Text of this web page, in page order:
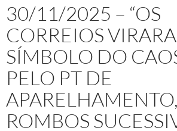
30/11/2025 – “OS
CORREIOS
SÍMBOLO DO
PELO PT DE
APARELHAMENTO,
ROMBOS